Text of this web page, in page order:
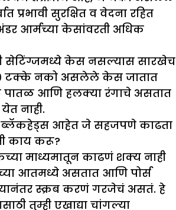
प्रभावी सुरक्षित व वेदना रहित
आर्मच्या केसांवरती अधिक
सेटिंग्जमध्ये केस नसल्यास सारखेच
टक्के नको असलेले केस जातात
आणि हलक्या रंगाचे असतात
नाही.
ब्लॅकहेड्स आहेत जे सहजपणे काढता
काय करू?
माध्यमातून काढणं शक्य नाही
आतमध्ये असतात आणि पोर्स
स्क्रब करणं गरजेचं असतं. हे
तुम्ही एखाद्या चांगल्या